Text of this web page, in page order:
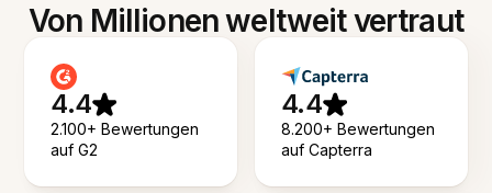
Von Millionen weltweit vertraut
4.4
2.100+ Bewertungen
auf G2
4.4
8.200+ Bewertungen
auf Capterra